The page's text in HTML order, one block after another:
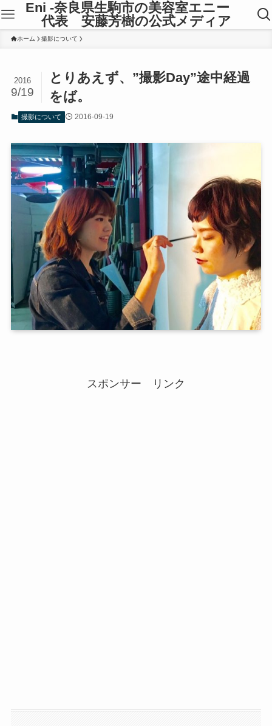
Eni -奈良県生駒市の美容室エニー
代表 安藤芳樹の公式メディア
ホーム 撮影について
とりあえず、”撮影Day”途中経過
をば。
2016
9/19
撮影について 2016-09-19
スポンサー リンク